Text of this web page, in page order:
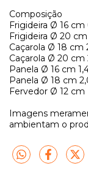
Composição
Frigideira Ø 16 cm
Frigideira Ø 20
Caçarola Ø 18 cm
Caçarola Ø 20 cm
Panela Ø 16 cm
Panela Ø 18 cm
Fervedor Ø 12 cm
Imagens
ambientam o